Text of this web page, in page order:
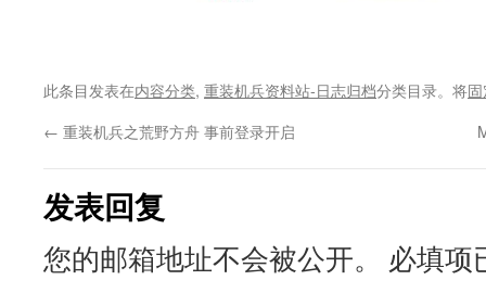
此条目发表在内容分类, 重装机兵资料站-日志归档分类目录。将
← 重装机兵之荒野方舟 事前登录开启
发表回复
您的邮箱地址不会被公开。 必填项